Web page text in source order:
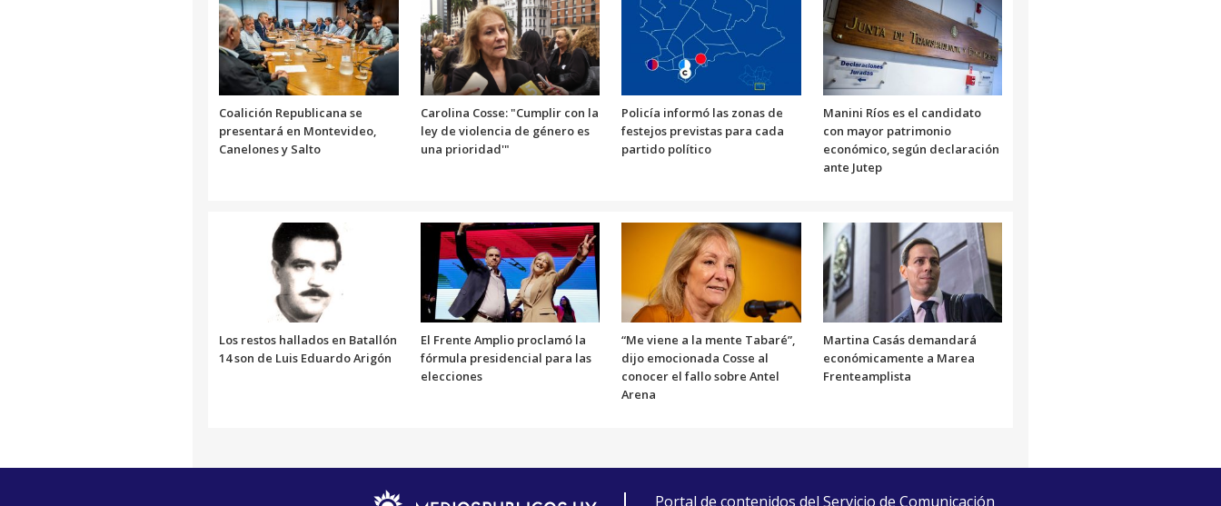
Coalición Republicana se
presentará en Montevideo,
Canelones y Salto
Carolina Cosse: "Cumplir con la
ley de violencia de género es
una prioridad'"
Policía informó las zonas de
festejos previstas para cada
partido político
Manini Ríos es el candidato
con mayor patrimonio
económico, según declaración
ante Jutep
Los restos hallados en Batallón
14 son de Luis Eduardo Arigón
El Frente Amplio proclamó la
fórmula presidencial para las
elecciones
“Me viene a la mente Tabaré”,
dijo emocionada Cosse al
conocer el fallo sobre Antel
Arena
Martina Casás demandará
económicamente a Marea
Frenteamplista
Portal de contenidos del Servicio de Comunicación